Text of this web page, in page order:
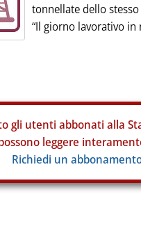
tonnellate dello
“Il giorno lavorativo in
gli utenti abbonati alla
leggere
Richiedi un